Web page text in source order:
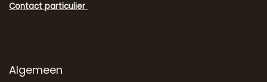
Contact particulier
Algemeen